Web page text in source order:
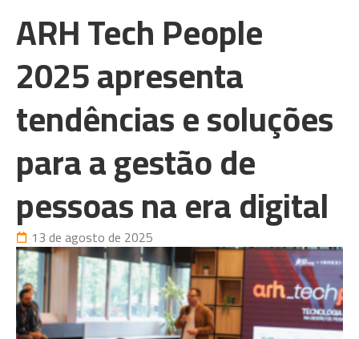
ARH Tech People
2025 apresenta
tendências e soluções
para a gestão de
pessoas na era digital
13 de agosto de 2025